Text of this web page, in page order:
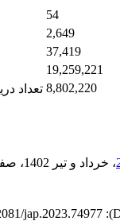
54
2,649
37,419
19,259,221
تعداد 8,802,220
، خرداد و تیر 1402 ،
jap.2023.74977